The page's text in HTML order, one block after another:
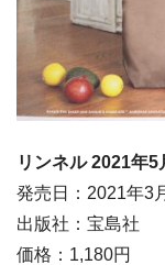
リンネル 2021年5
発売日：2021年3
出版社：宝島社
価格：1,180円